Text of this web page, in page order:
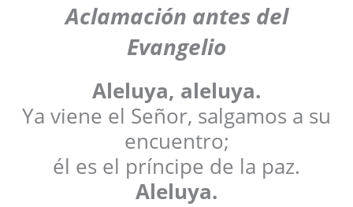
Aclamación antes del
Evangelio
Aleluya, aleluya.
Ya viene el Señor, salgamos a su
encuentro;
él es el príncipe de la paz.
Aleluya.